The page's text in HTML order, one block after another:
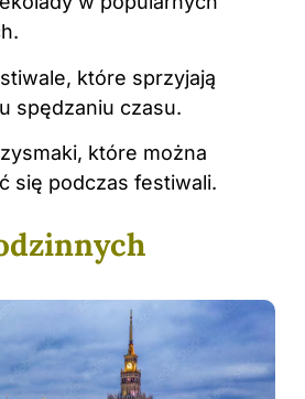
które sprzyjają
spędzaniu czasu.
które można
się podczas festiwali.